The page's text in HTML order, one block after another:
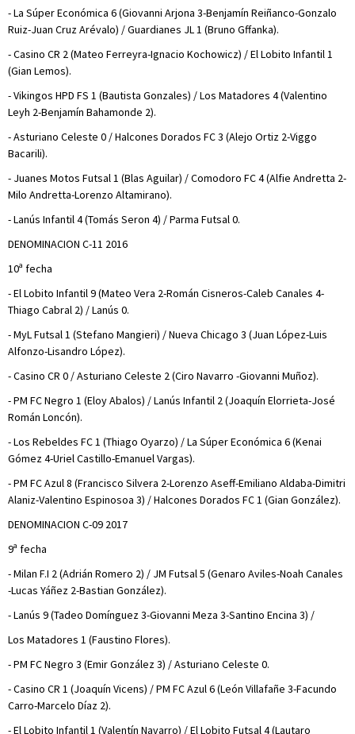
- La Súper Económica 6 (Giovanni Arjona 3-Benjamín Reiñanco-Gonzalo
Ruiz-Juan Cruz Arévalo) / Guardianes JL 1 (Bruno Gffanka).
- Casino CR 2 (Mateo Ferreyra-Ignacio Kochowicz) / El Lobito Infantil 1
(Gian Lemos).
- Vikingos HPD FS 1 (Bautista Gonzales) / Los Matadores 4 (Valentino
Leyh 2-Benjamín Bahamonde 2).
- Asturiano Celeste 0 / Halcones Dorados FC 3 (Alejo Ortiz 2-Viggo
Bacarili).
- Juanes Motos Futsal 1 (Blas Aguilar) / Comodoro FC 4 (Alfie Andretta 2-
Milo Andretta-Lorenzo Altamirano).
- Lanús Infantil 4 (Tomás Seron 4) / Parma Futsal 0.
DENOMINACION C-11 2016
10ª fecha
- El Lobito Infantil 9 (Mateo Vera 2-Román Cisneros-Caleb Canales 4-
Thiago Cabral 2) / Lanús 0.
- MyL Futsal 1 (Stefano Mangieri) / Nueva Chicago 3 (Juan López-Luis
Alfonzo-Lisandro López).
- Casino CR 0 / Asturiano Celeste 2 (Ciro Navarro -Giovanni Muñoz).
- PM FC Negro 1 (Eloy Abalos) / Lanús Infantil 2 (Joaquín Elorrieta-José
Román Loncón).
- Los Rebeldes FC 1 (Thiago Oyarzo) / La Súper Económica 6 (Kenai
Gómez 4-Uriel Castillo-Emanuel Vargas).
- PM FC Azul 8 (Francisco Silvera 2-Lorenzo Aseff-Emiliano Aldaba-Dimitri
Alaniz-Valentino Espinosoa 3) / Halcones Dorados FC 1 (Gian González).
DENOMINACION C-09 2017
9ª fecha
- Milan F.I 2 (Adrián Romero 2) / JM Futsal 5 (Genaro Aviles-Noah Canales
-Lucas Yáñez 2-Bastian González).
- Lanús 9 (Tadeo Domínguez 3-Giovanni Meza 3-Santino Encina 3) /
Los Matadores 1 (Faustino Flores).
- PM FC Negro 3 (Emir González 3) / Asturiano Celeste 0.
- Casino CR 1 (Joaquín Vicens) / PM FC Azul 6 (León Villafañe 3-Facundo
Carro-Marcelo Díaz 2).
- El Lobito Infantil 1 (Valentín Navarro) / El Lobito Futsal 4 (Lautaro